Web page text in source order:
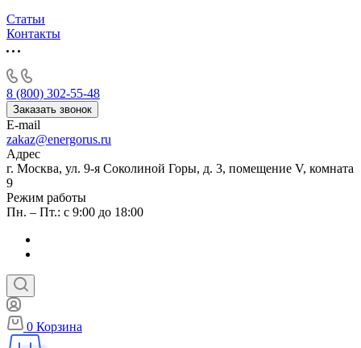
Статьи
Контакты
8 (800) 302-55-48
Заказать звонок
E-mail
zakaz@energorus.ru
Адрес
г. Москва, ул. 9-я Соколиной Горы, д. 3, помещение V, комната
9
Режим работы
Пн. – Пт.: с 9:00 до 18:00
0 Корзина